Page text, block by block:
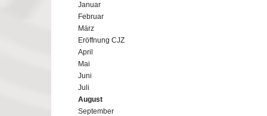
Januar
Februar
März
Eröffnung CJZ
April
Mai
Juni
Juli
August
September